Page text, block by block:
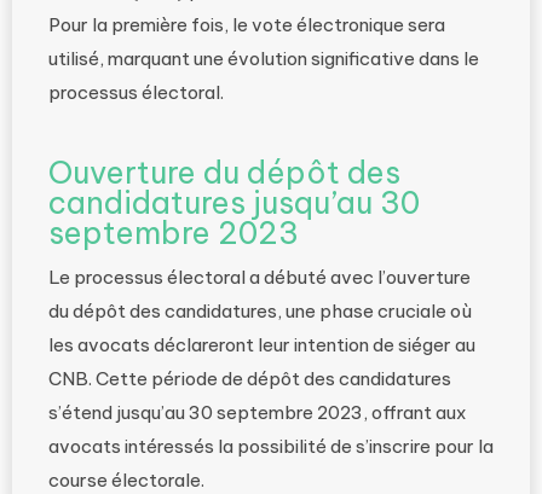
Pour la première fois, le vote électronique sera
utilisé, marquant une évolution significative dans le
processus électoral.
Ouverture du dépôt des
candidatures jusqu’au 30
septembre 2023
Le processus électoral a débuté avec l’ouverture
du dépôt des candidatures, une phase cruciale où
les avocats déclareront leur intention de siéger au
CNB. Cette période de dépôt des candidatures
s’étend jusqu’au 30 septembre 2023, offrant aux
avocats intéressés la possibilité de s’inscrire pour la
course électorale.